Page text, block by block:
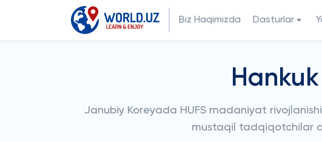
Biz Haqimizda Dasturlar
Janubiy Koreyada HUFS madaniyat
mustaqil tadqiqotchilar